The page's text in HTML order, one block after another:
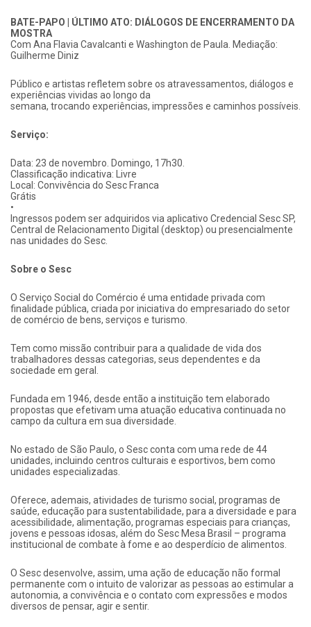
BATE-PAPO | ÚLTIMO ATO: DIÁLOGOS DE ENCERRAMENTO DA
MOSTRA
Com Ana Flavia Cavalcanti e Washington de Paula. Mediação:
Guilherme Diniz
Público e artistas refletem sobre os atravessamentos, diálogos e
experiências vividas ao longo da
semana, trocando experiências, impressões e caminhos possíveis.
Serviço:
Data: 23 de novembro. Domingo, 17h30.
Classificação indicativa: Livre
Local: Convivência do Sesc Franca
Grátis
•
Ingressos podem ser adquiridos via aplicativo Credencial Sesc SP,
Central de Relacionamento Digital (desktop) ou presencialmente
nas unidades do Sesc.
Sobre o Sesc
O Serviço Social do Comércio é uma entidade privada com
finalidade pública, criada por iniciativa do empresariado do setor
de comércio de bens, serviços e turismo.
Tem como missão contribuir para a qualidade de vida dos
trabalhadores dessas categorias, seus dependentes e da
sociedade em geral.
Fundada em 1946, desde então a instituição tem elaborado
propostas que efetivam uma atuação educativa continuada no
campo da cultura em sua diversidade.
No estado de São Paulo, o Sesc conta com uma rede de 44
unidades, incluindo centros culturais e esportivos, bem como
unidades especializadas.
Oferece, ademais, atividades de turismo social, programas de
saúde, educação para sustentabilidade, para a diversidade e para
acessibilidade, alimentação, programas especiais para crianças,
jovens e pessoas idosas, além do Sesc Mesa Brasil – programa
institucional de combate à fome e ao desperdício de alimentos.
O Sesc desenvolve, assim, uma ação de educação não formal
permanente com o intuito de valorizar as pessoas ao estimular a
autonomia, a convivência e o contato com expressões e modos
diversos de pensar, agir e sentir.